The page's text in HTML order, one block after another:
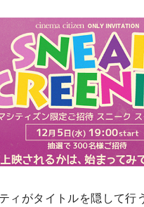
ィがタイトルを隠して行